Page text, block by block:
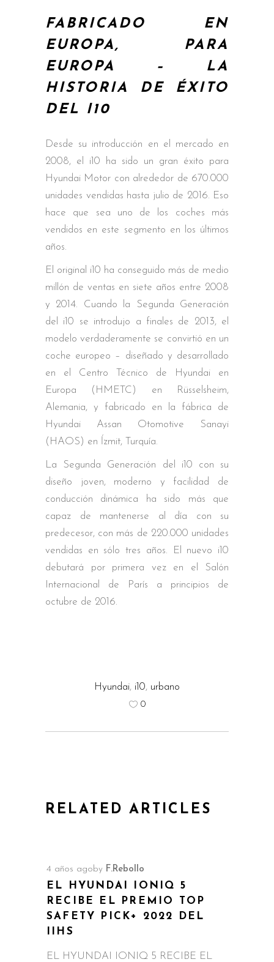
FABRICADO EN
EUROPA, PARA
EUROPA – LA
HISTORIA DE ÉXITO
DEL I10
Desde su introducción en el mercado en
2008, el i10 ha sido un gran éxito para
Hyundai Motor con alrededor de 670.000
unidades vendidas hasta julio de 2016. Eso
hace que sea uno de los coches más
vendidos en este segmento en los últimos
años.
El original i10 ha conseguido más de medio
millón de ventas en siete años entre 2008
y 2014. Cuando la Segunda Generación
del i10 se introdujo a finales de 2013, el
modelo verdaderamente se convirtió en un
coche europeo – diseñado y desarrollado
en el Centro Técnico de Hyundai en
Europa (HMETC) en Rüsselsheim,
Alemania, y fabricado en la fábrica de
Hyundai Assan Otomotive Sanayi
(HAOS) en ĺzmit, Turquía.
La Segunda Generación del i10 con su
diseño joven, moderno y facilidad de
conducción dinámica ha sido más que
capaz de mantenerse al día con su
predecesor, con más de 220.000 unidades
vendidas en sólo tres años. El nuevo i10
debutará por primera vez en el Salón
Internacional de París a principios de
octubre de 2016.
Hyundai, i10, urbano
0
RELATED ARTICLES
4 años ago by F.Rebollo
EL HYUNDAI IONIQ 5
RECIBE EL PREMIO TOP
SAFETY PICK+ 2022 DEL
IIHS
EL HYUNDAI IONIQ 5 RECIBE EL